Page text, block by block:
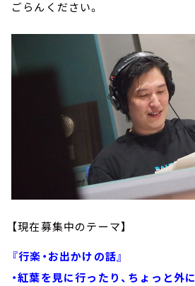
ごらんください。
【現在募集中のテーマ】
『行楽・お出かけの話』
・紅葉を見に行ったり、ちょっと外